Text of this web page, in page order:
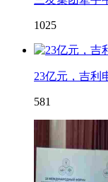
1025
23亿元，吉利
581